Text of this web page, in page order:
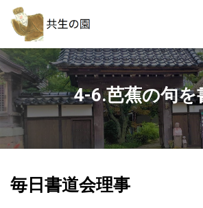
4-6.芭蕉の句を
毎日書道会理事